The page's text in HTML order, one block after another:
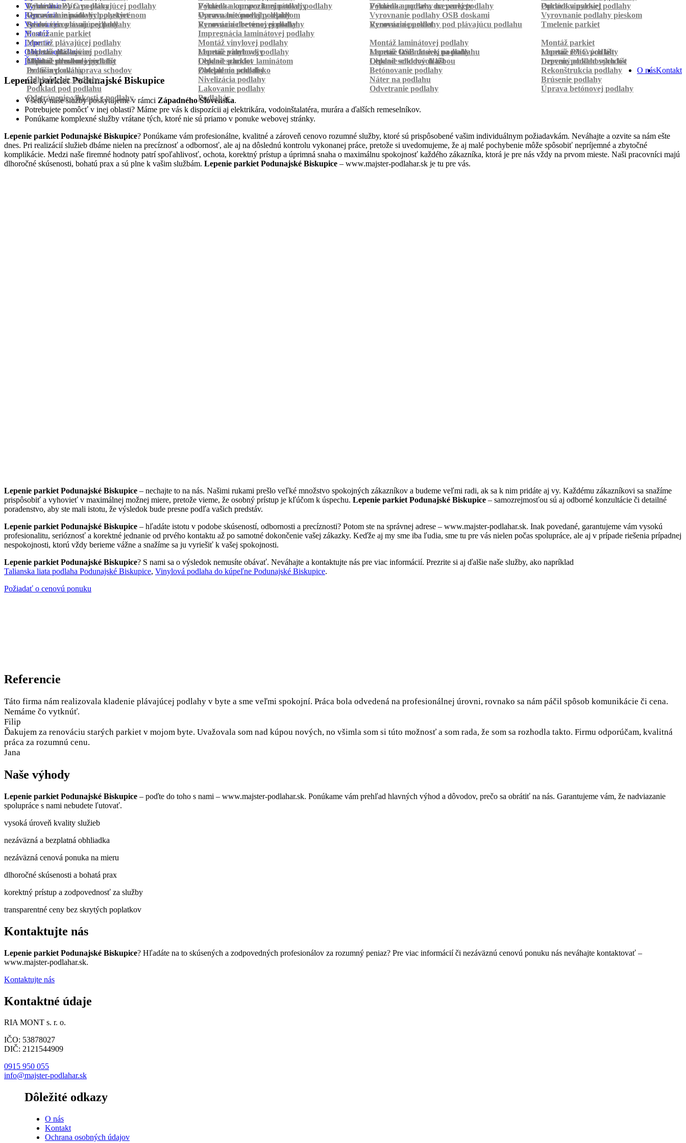
Pokládka PVC podlahy
Pokládka kompozitnej podlahy Pokládka podlahy na parkety Pokládka parkiet
Výmena a oprava plávajúcej podlahy
Výmena a oprava laminátovej podlahy Výmena a oprava drevenej podlahy
Oprava vinylovej podlahy
Oprava laminátových parkiet
Oprava betónovej podlahy
Vyrovnanie
Vyrovnanie podlahy polystyrénom
Vyrovnanie podlahy lepidlom Vyrovnanie podlahy OSB doskami
Vyrovnanie podlahy pieskom
Suché vyrovnanie podlahy
Vyrovnanie betónovej podlahy Vyrovnanie podlahy pod plávajúcu podlahu
Renovácia
Renovácia plávajúcej podlahy
Renovácia drevenej podlahy Renovácia parkiet
Tmelenie parkiet
Pastovanie parkiet
Impregnácia laminátovej podlahy
Vylievanie
Montáž
Montáž plávajúcej podlahy
Montáž vinylovej podlahy Montáž laminátovej podlahy
Montáž parkiet
Montáž dlážkovice
Montáž palubovky Montáž OSB dosiek na podlahu
Montáž rohových líšt
Montáž prechodových líšt
Lepenie
Lepenie plávajúcej podlahy
Lepenie vinylovej podlahy Lepenie laminátovej podlahy
Lepenie PVC podlahy
Lepenie drevenej podlahy
Lepenie parkiet Lepenie soklových líšt Lepenie podlahových líšt
Obklad schodov
Obklad schodov vinylom
Obklad schodov laminátom Obklad schodov dlažbou
Drevený obklad schodov
Protišmyková úprava schodov
Obklad na schodisko
Ďalšie
Izolácia podlahy
Zateplenie podlahy Betónovanie podlahy
Rekonštrukcia podlahy
Odhlučnenie podlahy
Nivelizácia podlahy Náter na podlahu
Brúsenie podlahy
Podklad pod podlahu
Lakovanie podlahy Odvetranie podlahy
Úprava betónovej podlahy
Odstránenie vlhkosti z podlahy
Podlahár
Kontakt
O nás
Lepenie parkiet Podunajské Biskupice
Všetky naše služby poskytujeme v rámci Západného Slovenska.
Potrebujete pomôcť v inej oblasti? Máme pre vás k dispozícii aj elektrikára, vodoinštalatéra, murára a ďalších remeselníkov.
Ponúkame komplexné služby vrátane tých, ktoré nie sú priamo v ponuke webovej stránky.
Lepenie parkiet Podunajské Biskupice? Ponúkame vám profesionálne, kvalitné a zároveň cenovo rozumné služby, ktoré sú prispôsobené vašim individuálnym požiadavkám. Neváhajte a ozvite sa nám ešte
dnes. Pri realizácií služieb dbáme nielen na precíznosť a odbornosť, ale aj na dôslednú kontrolu vykonanej práce, pretože si uvedomujeme, že aj malé pochybenie môže spôsobiť nepríjemné a zbytočné
komplikácie. Medzi naše firemné hodnoty patrí spoľahlivosť, ochota, korektný prístup a úprimná snaha o maximálnu spokojnosť každého zákazníka, ktorá je pre nás vždy na prvom mieste. Naši pracovníci majú
dlhoročné skúsenosti, bohatú prax a sú plne k vašim službám. Lepenie parkiet Podunajské Biskupice – www.majster-podlahar.sk je tu pre vás.
Lepenie parkiet Podunajské Biskupice – nechajte to na nás. Našimi rukami prešlo veľké množstvo spokojných zákazníkov a budeme veľmi radi, ak sa k nim pridáte aj vy. Každému zákazníkovi sa snažíme
prispôsobiť a vyhovieť v maximálnej možnej miere, pretože vieme, že osobný prístup je kľúčom k úspechu. Lepenie parkiet Podunajské Biskupice – samozrejmosťou sú aj odborné konzultácie či detailné
poradenstvo, aby ste mali istotu, že výsledok bude presne podľa vašich predstáv.
Lepenie parkiet Podunajské Biskupice – hľadáte istotu v podobe skúseností, odbornosti a precíznosti? Potom ste na správnej adrese – www.majster-podlahar.sk. Inak povedané, garantujeme vám vysokú
profesionalitu, serióznosť a korektné jednanie od prvého kontaktu až po samotné dokončenie vašej zákazky. Keďže aj my sme iba ľudia, sme tu pre vás nielen počas spolupráce, ale aj v prípade riešenia prípadnej
nespokojnosti, ktorú vždy berieme vážne a snažíme sa ju vyriešiť k vašej spokojnosti.
Lepenie parkiet Podunajské Biskupice? S nami sa o výsledok nemusíte obávať. Neváhajte a kontaktujte nás pre viac informácií. Prezrite si aj ďalšie naše služby, ako napríklad
Talianska liata podlaha Podunajské Biskupice, Vinylová podlaha do kúpeľne Podunajské Biskupice.
Požiadať o cenovú ponuku
Referencie
Táto firma nám realizovala kladenie plávajúcej podlahy v byte a sme veľmi spokojní. Práca bola odvedená na profesionálnej úrovni, rovnako sa nám páčil spôsob komunikácie či cena.
Nemáme čo vytknúť.
Filip
Ďakujem za renováciu starých parkiet v mojom byte. Uvažovala som nad kúpou nových, no všimla som si túto možnosť a som rada, že som sa rozhodla takto. Firmu odporúčam, kvalitná
práca za rozumnú cenu.
Jana
Naše výhody
Lepenie parkiet Podunajské Biskupice – poďte do toho s nami – www.majster-podlahar.sk. Ponúkame vám prehľad hlavných výhod a dôvodov, prečo sa obrátiť na nás. Garantujeme vám, že nadviazanie
spolupráce s nami nebudete ľutovať.
vysoká úroveň kvality služieb
nezáväzná a bezplatná obhliadka
nezáväzná cenová ponuka na mieru
dlhoročné skúsenosti a bohatá prax
korektný prístup a zodpovednosť za služby
transparentné ceny bez skrytých poplatkov
Kontaktujte nás
Lepenie parkiet Podunajské Biskupice? Hľadáte na to skúsených a zodpovedných profesionálov za rozumný peniaz? Pre viac informácií či nezáväznú cenovú ponuku nás neváhajte kontaktovať –
www.majster-podlahar.sk.
Kontaktujte nás
Kontaktné údaje
RIA MONT s. r. o.
IČO: 53878027
DIČ: 2121544909
0915 950 055
info@majster-podlahar.sk
Dôležité odkazy
O nás
Kontakt
Ochrana osobných údajov